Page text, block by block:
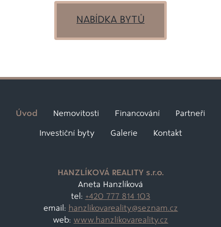
NABÍDKA BYTŮ
Úvod Nemovitosti Financování Partneři
Investiční byty Galerie Kontakt
HANZLÍKOVÁ REALITY s.r.o.
Aneta Hanzlíková
tel: +420 777 814 103
email: hanzlikovareality@seznam.cz
web: www.hanzlikovareality.cz